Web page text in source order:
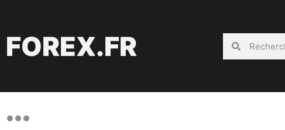
FOREX.FR